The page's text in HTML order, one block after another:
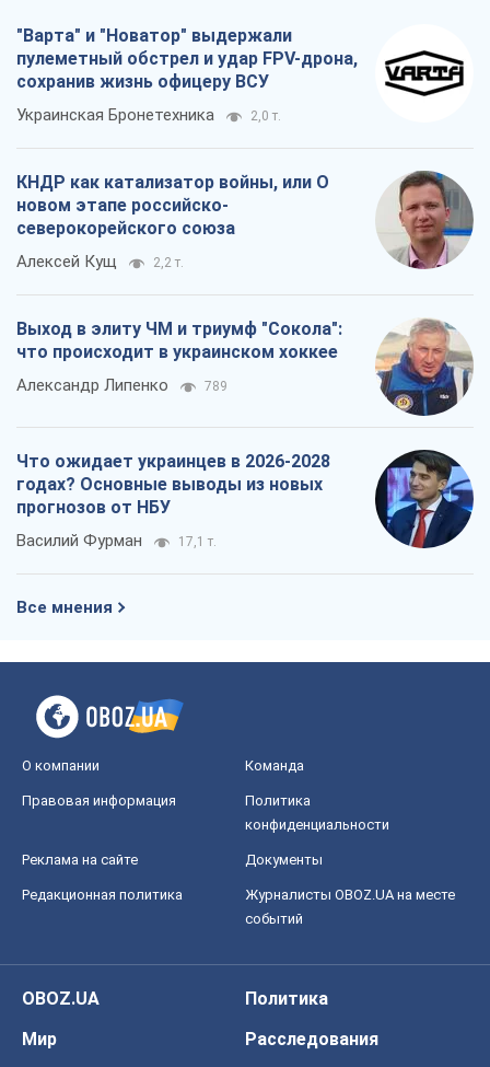
"Варта" и "Новатор" выдержали
пулеметный обстрел и удар FPV-дрона,
сохранив жизнь офицеру ВСУ
Украинская Бронетехника 2,0 т.
КНДР как катализатор войны, или О
новом этапе российско-
северокорейского союза
Алексей Кущ 2,2 т.
Выход в элиту ЧМ и триумф "Сокола":
что происходит в украинском хоккее
Александр Липенко 789
Что ожидает украинцев в 2026-2028
годах? Основные выводы из новых
прогнозов от НБУ
Василий Фурман 17,1 т.
Все мнения
О компании Команда
Правовая информация
Политика
конфиденциальности
Реклама на сайте Документы
Редакционная политика
Журналисты OBOZ.UA на месте
событий
OBOZ.UA
Политика
Мир
Расследования